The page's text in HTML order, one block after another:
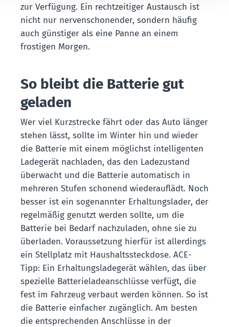
zur Verfügung. Ein rechtzeitiger Austausch ist
nicht nur nervenschonender, sondern häufig
auch günstiger als eine Panne an einem
frostigen Morgen.
So bleibt die Batterie gut
geladen
Wer viel Kurzstrecke fährt oder das Auto länger
stehen lässt, sollte im Winter hin und wieder
die Batterie mit einem möglichst intelligenten
Ladegerät nachladen, das den Ladezustand
überwacht und die Batterie automatisch in
mehreren Stufen schonend wiederauflädt. Noch
besser ist ein sogenannter Erhaltungslader, der
regelmäßig genutzt werden sollte, um die
Batterie bei Bedarf nachzuladen, ohne sie zu
überladen. Voraussetzung hierfür ist allerdings
ein Stellplatz mit Haushaltssteckdose. ACE-
Tipp: Ein Erhaltungsladegerät wählen, das über
spezielle Batterieladeanschlüsse verfügt, die
fest im Fahrzeug verbaut werden können. So ist
die Batterie einfacher zugänglich. Am besten
die entsprechenden Anschlüsse in der